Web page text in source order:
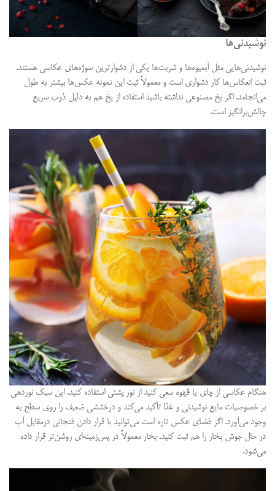
نوشیدنی‌ها
نوشیدنی‌هایی مثل آبمیوه‌ها و شربت‌ها یکی از دشوارترین سوژه‌های عکاسی هستند.
ثبت انعکاس‌ها کار دشواری است و معمولاً ثبت این نمونه عکس‌ها بیشتر به طول
می‌انجامد. اگر یخ مصنوعی نداشته باشید استفاده از یخ هم به دلیل ذوب سریع
چالش‌برانگیز است.
هنگام عکاسی از چای یا قهوه سعی کنید از نور پشتی استفاده کنید. این سبک نوردهی
بر خصوصیات مایع نوشیدنی و غذا تأکید می‌کند و درخششی ضعیف را روی سطح به
وجود می‌آورد. اگر فضای عکس تاره است می‌توانید با قرار دادن فنجانی درمقابل آب
در حال جوش بخار را هم ثبت کنید. بخار معمولاً در پس‌زمینه‌ای روشن‌تر قرار داده
می‌شود.